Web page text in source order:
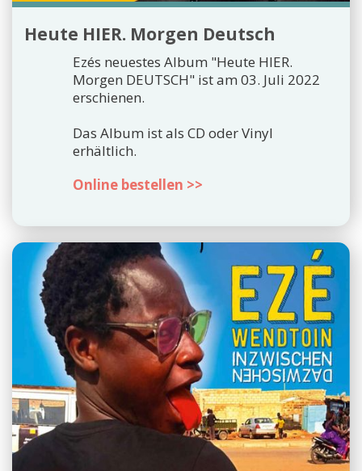
Heute HIER. Morgen Deutsch
Ezés neuestes Album "Heute HIER.
Morgen DEUTSCH" ist am 03. Juli 2022
erschienen.
Das Album ist als CD oder Vinyl
erhältlich.
Online bestellen >>